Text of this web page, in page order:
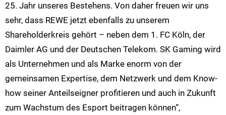
25. Jahr unseres Bestehens. Von daher freuen wir uns
sehr, dass REWE jetzt ebenfalls zu unserem
Shareholderkreis gehört – neben dem 1. FC Köln, der
Daimler AG und der Deutschen Telekom. SK Gaming wird
als Unternehmen und als Marke enorm von der
gemeinsamen Expertise, dem Netzwerk und dem Know-
how seiner Anteilseigner profitieren und auch in Zukunft
zum Wachstum des Esport beitragen können“,